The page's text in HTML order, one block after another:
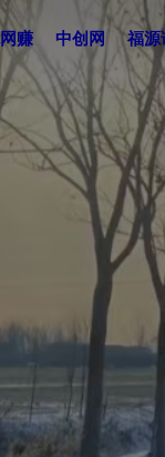
赚 中创网 福